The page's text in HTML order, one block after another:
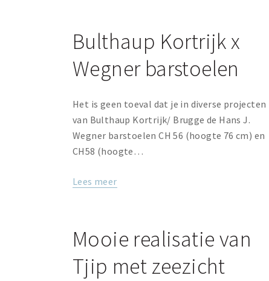
Bulthaup Kortrijk x
Wegner barstoelen
Het is geen toeval dat je in diverse projecten
van Bulthaup Kortrijk/ Brugge de Hans J.
Wegner barstoelen CH 56 (hoogte 76 cm) en
CH58 (hoogte…
Lees meer
Mooie realisatie van
Tjip met zeezicht